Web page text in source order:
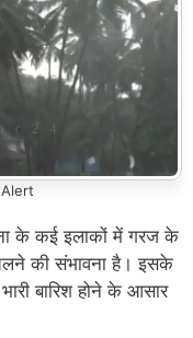
के कई इलाकों में गरज के
की संभावना है। इसके
बारिश होने के आसार